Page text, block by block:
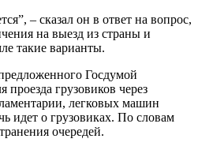
– сказал он в ответ на вопрос,
на выезд из страны и
такие варианты.
Госдумой
проезда грузовиков через
легковых машин
идет о грузовиках. По словам
очередей.